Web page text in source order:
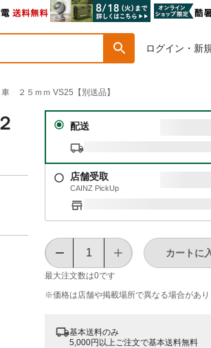
ログイン・新
２５ｍｍ VS25【別送品】
配送
店舗受取
CAINZ PickUp
最大注文数は0です
カートに
※価格は​店舗や​掲載場所で​異なる​場合が​あり
基本送料のみ
5,000円以上ご注文で基本送料無料